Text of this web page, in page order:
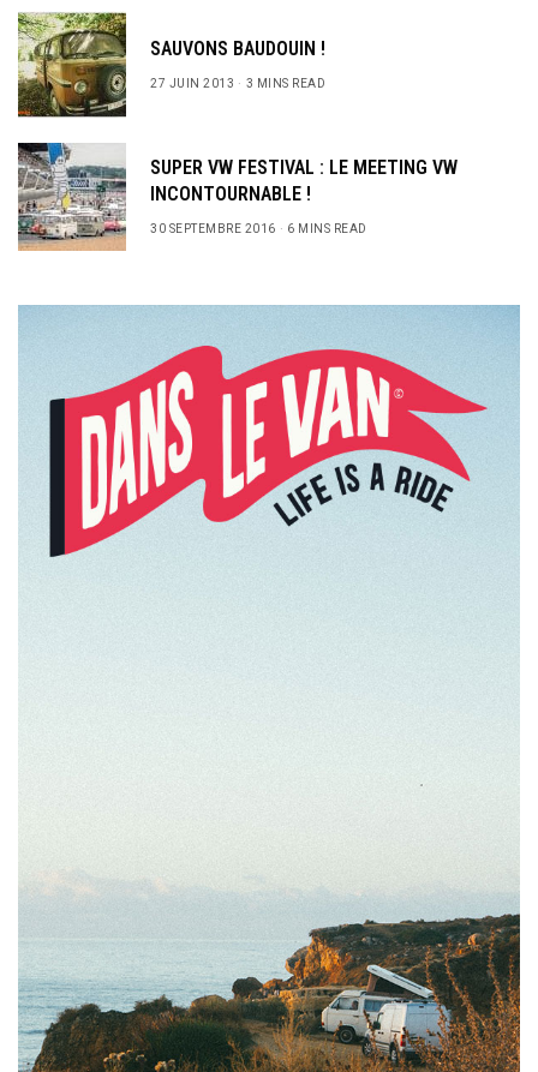
SAUVONS BAUDOUIN !
27 JUIN 2013 3 MINS READ
SUPER VW FESTIVAL : LE MEETING VW
INCONTOURNABLE !
30 SEPTEMBRE 2016 6 MINS READ